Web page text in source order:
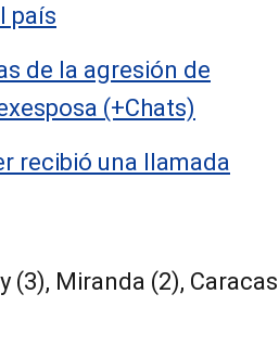
país
de la agresión de
(+Chats)
recibió una llamada
(3), Miranda (2), Caracas